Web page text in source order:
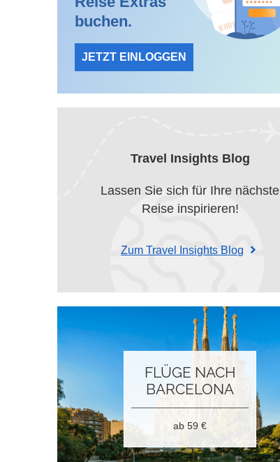
buchen.
JETZT EINLOGGEN
Travel Insights Blog
Lassen Sie sich für Ihre nächste
Reise inspirieren!
Zum Travel Insights Blog
FLÜGE NACH
BARCELONA
ab 59 €